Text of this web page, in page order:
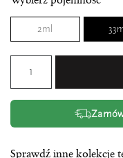
2ml
Sprawdź inne kolekcje